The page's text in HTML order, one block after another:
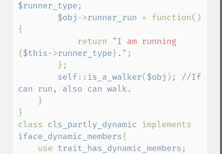
$runner_type;
$obj->runner_run = function()
{
            return
{$this->runner_type}." ;
self:: is_a_walker($obj ); //If
can run, also can walk.
}
}
class cls_partly_dynamic
iface_dynamic_members{
    use
trait_has_dynamic_members;